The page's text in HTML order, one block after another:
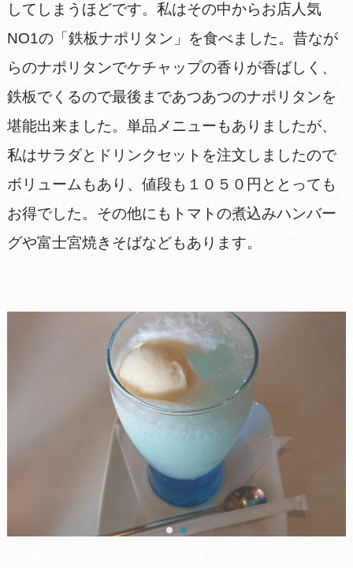
してしまうほどです。私はその中からお店人気
NO1の「鉄板ナポリタン」を食べました。昔なが
らのナポリタンでケチャップの香りが香ばしく、
鉄板でくるので最後まであつあつのナポリタンを
堪能出来ました。単品メニューもありましたが、
私はサラダとドリンクセットを注文しましたので
ボリュームもあり、値段も１０５０円ととっても
お得でした。その他にもトマトの煮込みハンバー
グや富士宮焼きそばなどもあります。